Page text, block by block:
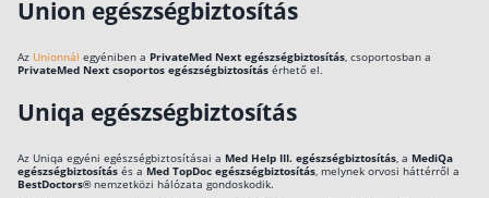
Union egészségbiztosítás
Az Unionnál egyéniben a PrivateMed Next egészségbiztosítás , csoportosban a
PrivateMed Next csoportos egészségbiztosítás érhető el.
Uniqa egészségbiztosítás
Az Uniqa egyéni egészségbiztosításai a Med Help III. egészségbiztosítás, a MediQa
egészségbiztosítás és a Med TopDoc egészségbiztosítás, melynek orvosi háttérről a
BestDoctors®nemzetközi hálózata gondoskodik.